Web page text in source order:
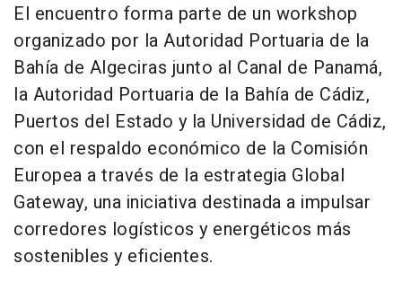
El encuentro forma parte de un workshop
organizado por la Autoridad Portuaria de la
Bahía de Algeciras junto al Canal de Panamá,
la Autoridad Portuaria de la Bahía de Cádiz,
Puertos del Estado y la Universidad de Cádiz,
con el respaldo económico de la Comisión
Europea a través de la estrategia Global
Gateway, una iniciativa destinada a impulsar
corredores logísticos y energéticos más
sostenibles y eficientes.